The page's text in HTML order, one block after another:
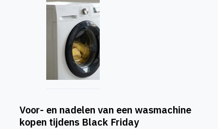
Voor- en nadelen van een wasmachine
kopen tijdens Black Friday